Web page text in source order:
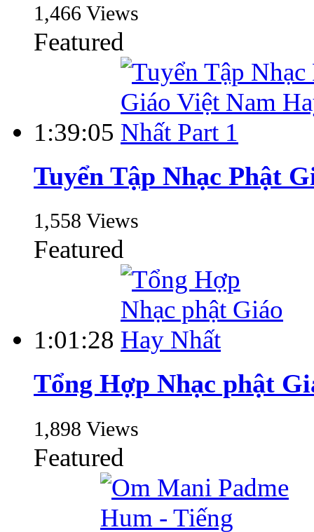
1,466 Views
Featured
1:39:05
Tuyển Tập Nhạc Phật
1,558 Views
Featured
1:01:28
Tổng Hợp Nhạc phật
1,898 Views
Featured